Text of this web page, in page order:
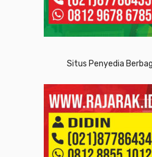
Situs Penyedia